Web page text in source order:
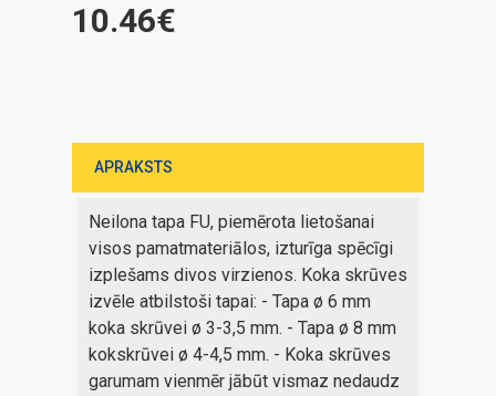
10.46€
APRAKSTS
Neilona tapa FU, piemērota lietošanai
visos pamatmateriālos, izturīga spēcīgi
izplešams divos virzienos. Koka skrūves
izvēle atbilstoši tapai: - Tapa ø 6 mm
koka skrūvei ø 3-3,5 mm. - Tapa ø 8 mm
kokskrūvei ø 4-4,5 mm. - Koka skrūves
garumam vienmēr jābūt vismaz nedaudz